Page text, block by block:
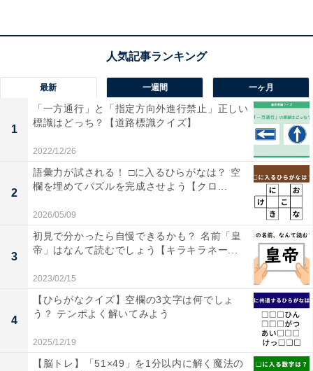
【クロスワードパズルクイズ】1分ですっきり！
□に入るひらがなは？ 「事務や生活の道具」が
ヒント
最新 一週間 一ヶ月
1
「一方通行」と「指定方向外進行禁止」正しい
標識はどっち？【道路標識クイズ】
2022/12/26
2
語彙力が試される！ □に入るひらがなは？ 空
欄を埋めてパズルを完成させよう【クロ...
2026/05/09
3
初見で分かったら自慢できるかも？ 名前「皇
帝」はなんて読むでしょう【キラキラネー...
2023/02/15
4
【ひらがなクイズ】空欄の3文字は何でしょ
う？ テンポよく解いてみよう
2025/12/19
【脳トレ】「51×49」を1分以内に解く魔法の